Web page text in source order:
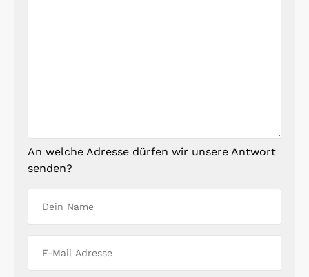
An welche Adresse dürfen wir unsere Antwort
senden?